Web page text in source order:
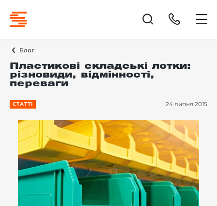
Блог
Пластикові складські лотки:
різновиди, відмінності,
переваги
СТАТТІ 24 липня 2015